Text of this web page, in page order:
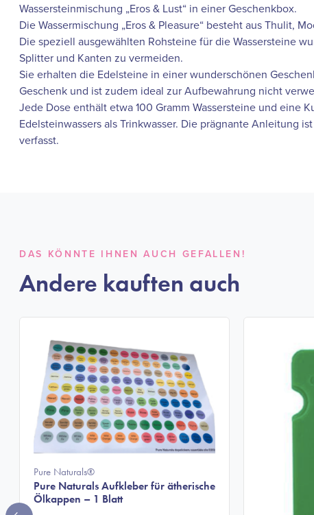
Wassersteinmischung „Eros & Lust“ in einer Geschenkbox.
Die Wassermischung „Eros & Pleasure“ besteht aus Thulit,
Die speziell ausgewählten Rohsteine ​​für die Wassersteine
Splitter und Kanten zu vermeiden.
Sie erhalten die Edelsteine ​​in einer wunderschönen
Geschenk und ist zudem ideal zur Aufbewahrung nicht
Jede Dose enthält etwa 100 Gramm Wassersteine ​​und eine
Edelsteinwassers als Trinkwasser. Die prägnante Anleitung
verfasst.
DAS KÖNNTE IHNEN AUCH GEFALLEN!
Andere kauften auch
Pure Naturals®
Pure Naturals Aufkleber für ätherische
Ölkappen – 1 Blatt